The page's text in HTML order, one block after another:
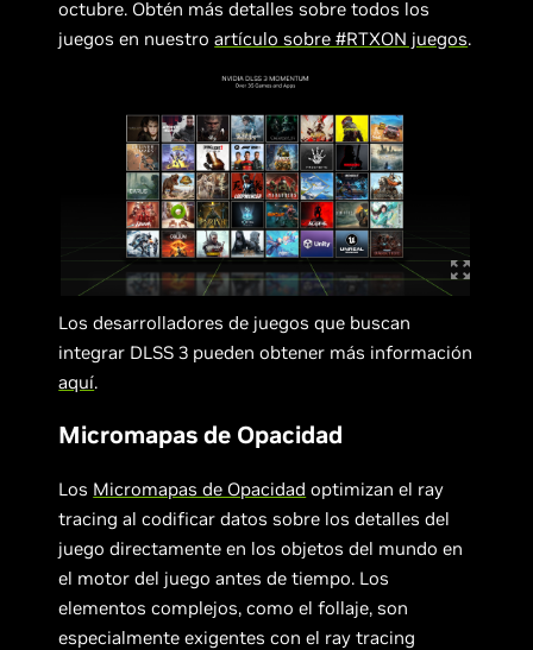
octubre. Obtén más detalles sobre todos los
juegos en nuestroartículo sobre #RTXON juegos.
Los desarrolladores de juegos que buscan
integrar DLSS 3 pueden obtener más información
aquí.
Micromapas de Opacidad
Los Micromapas de Opacidad optimizan el ray
tracing al codificar datos sobre los detalles del
juego directamente en los objetos del mundo en
el motor del juego antes de tiempo. Los
elementos complejos, como el follaje, son
especialmente exigentes con el ray tracing